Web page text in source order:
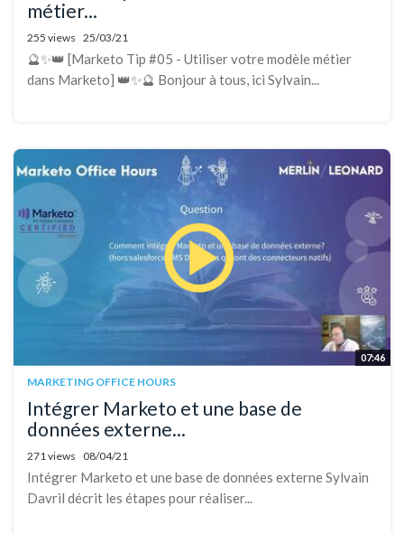
métier...
255 views 25/03/21
🔮✨👑 [Marketo Tip #05 - Utiliser votre modèle métier
dans Marketo] 👑✨🔮 Bonjour à tous, ici Sylvain...
07:46
MARKETING OFFICE HOURS
Intégrer Marketo et une base de
données externe...
271 views 08/04/21
Intégrer Marketo et une base de données externe Sylvain
Davril décrit les étapes pour réaliser...